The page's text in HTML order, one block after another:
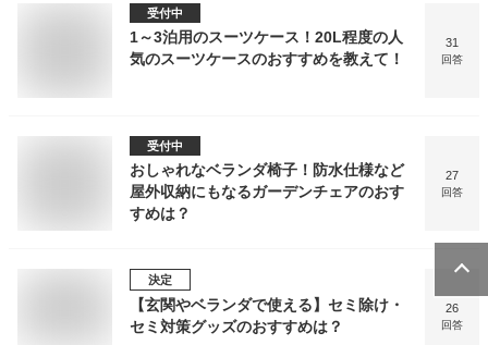
受付中
1～3泊用のスーツケース！20L程度の人
気のスーツケースのおすすめを教えて！
31
回答
受付中
おしゃれなベランダ椅子！防水仕様など
屋外収納にもなるガーデンチェアのおす
すめは？
27
回答
決定
【玄関やベランダで使える】セミ除け・
セミ対策グッズのおすすめは？
26
回答